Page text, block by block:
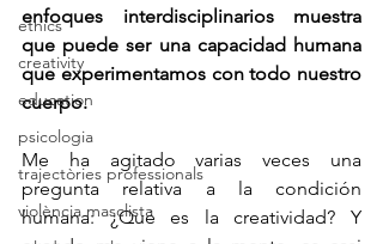
ethics
creativity
education
psicologia
trajectòries professionals
violència masclista
enfoques interdisciplinarios muestra
que puede ser una capacidad humana
que experimentamos con todo nuestro
cuerpo.
Me ha agitado varias veces una
pregunta relativa a la condición
humana: ¿Qué es la creatividad? Y